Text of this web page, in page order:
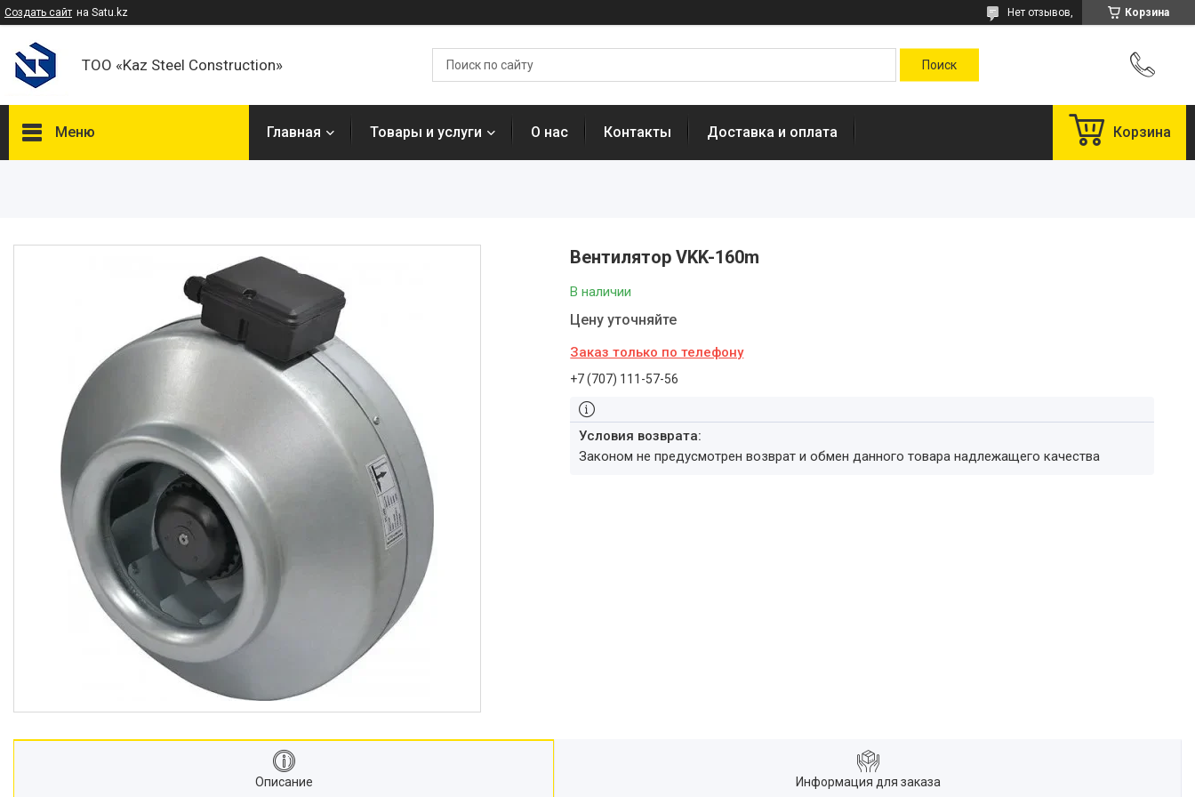
Создать сайт на Satu.kz Корзина
Нет отзывов,
ТОО «Kaz Steel Construction»
Меню Главная Товары и услуги О нас Контакты Доставка и оплата Корзина
Вентилятор VKK-160m
В наличии
Цену уточняйте
Заказ только по телефону
+7 (707) 111-57-56
Законом не предусмотрен возврат и обмен данного товара надлежащего качества
Описание Информация для заказа